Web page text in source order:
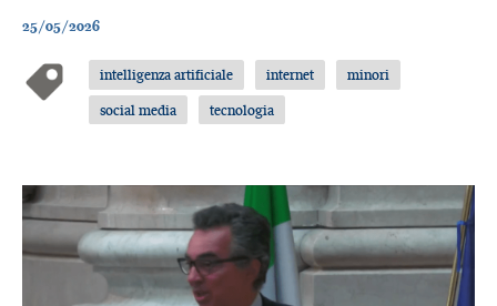
25/05/2026
intelligenza artificiale internet
minori
social media
tecnologia